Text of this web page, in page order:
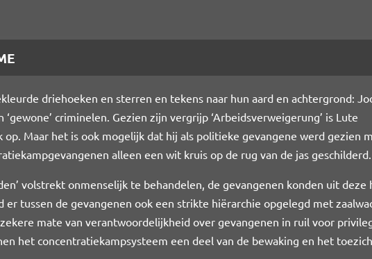
driehoeken en sterren en tekens naar hun aard en achtergrond:
criminelen. Gezien zijn vergrijp ‘Arbeidsverweigerung’ is Lute
Maar het is ook mogelijk dat hij als politieke gevangene werd gezien
alleen een wit kruis op de rug van de jas geschilderd.
volstrekt onmenselijk te behandelen, de gevangenen konden uit deze
tussen de gevangenen ook een strikte hiërarchie opgelegd met
mate van verantwoordelijkheid over gevangenen in ruil voor
het concentratiekampsysteem een deel van de bewaking en het